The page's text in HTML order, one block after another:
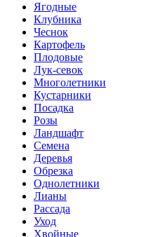
Ягодные
Клубника
Чеснок
Картофель
Плодовые
Лук-севок
Многолетники
Кустарники
Посадка
Розы
Ландшафт
Семена
Деревья
Обрезка
Однолетники
Лианы
Рассада
Уход
Хвойные